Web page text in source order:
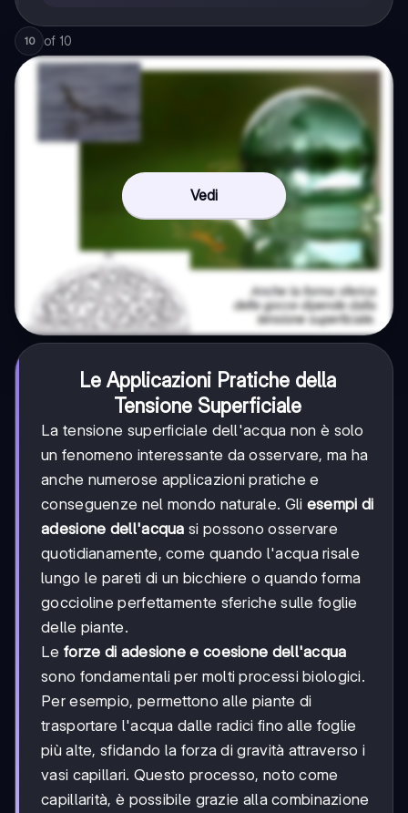
10 of 10
Vedi
Le Applicazioni Pratiche della
Tensione Superficiale
La tensione superficiale dell'acqua non è solo
un fenomeno interessante da osservare, ma ha
anche numerose applicazioni pratiche e
conseguenze nel mondo naturale. Gli esempi di
adesione dell'acqua si possono osservare
quotidianamente, come quando l'acqua risale
lungo le pareti di un bicchiere o quando forma
goccioline perfettamente sferiche sulle foglie
delle piante.
Le forze di adesione e coesione dell'acqua
sono fondamentali per molti processi biologici.
Per esempio, permettono alle piante di
trasportare l'acqua dalle radici fino alle foglie
più alte, sfidando la forza di gravità attraverso i
vasi capillari. Questo processo, noto come
capillarità, è possibile grazie alla combinazione